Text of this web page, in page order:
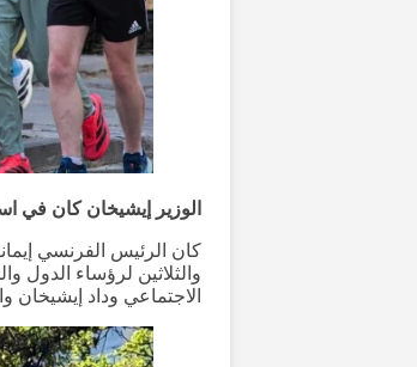
الوزير إيشيخان كان في
كان الرئيس الفرنسي
والثلاثين لرؤساء الدول
الاجتماعي وداد إيشيخان